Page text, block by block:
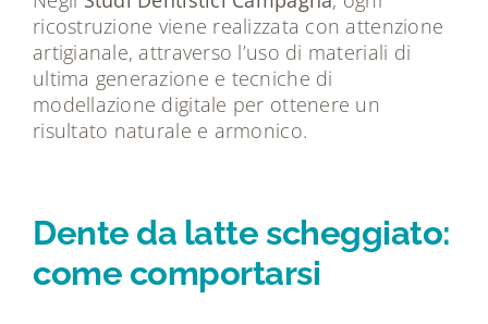
ricostruzione viene realizzata con attenzione
artigianale, attraverso l’uso di materiali di
ultima generazione e tecniche di
modellazione digitale per ottenere un
risultato naturale e armonico.
Dente da latte scheggiato:
come comportarsi